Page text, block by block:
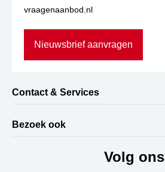
vraagenaanbod.nl
Nieuwsbrief aanvragen
Contact & Services
Bezoek ook
Volg ons